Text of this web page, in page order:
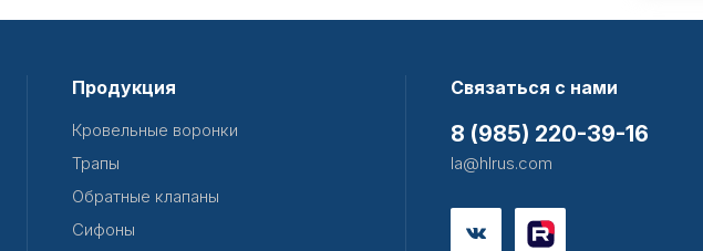
Продукция
Кровельные воронки
Трапы
Обратные клапаны
Сифоны
Связаться с нами
8 (985) 220-39-16
la@hlrus.com